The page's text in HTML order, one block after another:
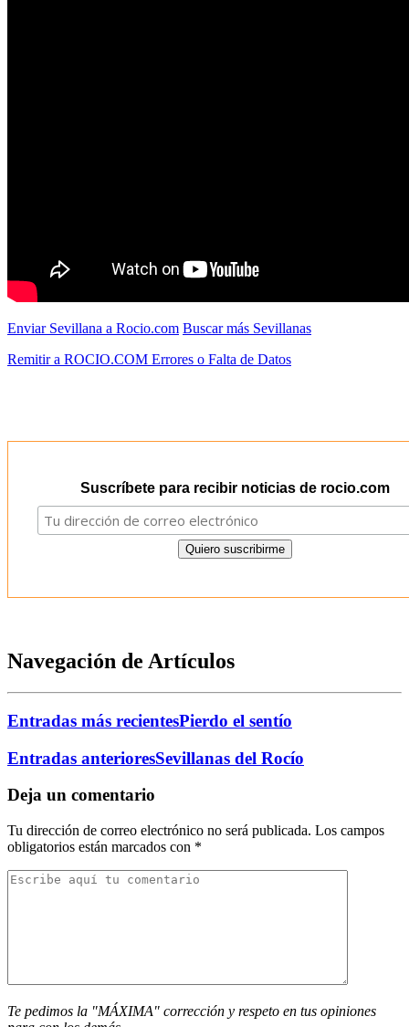
Enviar Sevillana a Rocio.com Buscar más Sevillanas
Remitir a ROCIO.COM Errores o Falta de Datos
Suscríbete para recibir noticias de rocio.com
Navegación de Artículos
Entradas más recientesPierdo el sentío
Entradas anterioresSevillanas del Rocío
Deja un comentario
Tu dirección de correo electrónico no será publicada. Los campos
obligatorios están marcados con *
Te pedimos la "MÁXIMA" corrección y respeto en tus opiniones